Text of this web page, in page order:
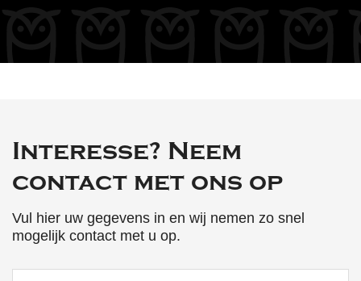
Interesse? Neem
contact met ons op
Vul hier uw gegevens in en wij nemen zo snel
mogelijk contact met u op.